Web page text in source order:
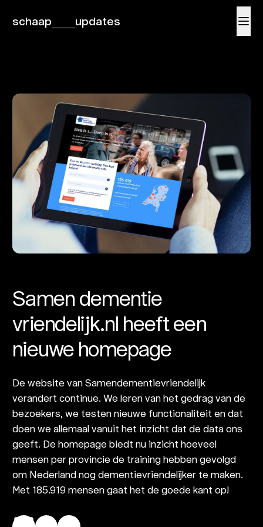
schaap updates
Samen dementie
vriendelijk.nl heeft een
nieuwe homepage
De website van Samendementievriendelijk
verandert continue. We leren van het gedrag van de
bezoekers, we testen nieuwe functionaliteit en dat
doen we allemaal vanuit het inzicht dat de data ons
geeft. De homepage biedt nu inzicht hoeveel
mensen per provincie de training hebben gevolgd
om Nederland nog dementievriendelijker te maken.
Met 185.919 mensen gaat het de goede kant op!